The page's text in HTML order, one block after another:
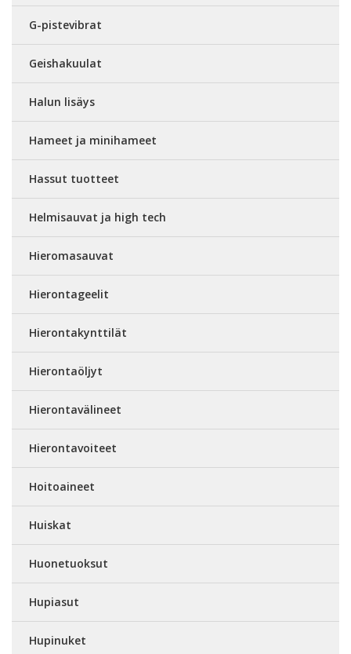
G-pistevibrat
Geishakuulat
Halun lisäys
Hameet ja minihameet
Hassut tuotteet
Helmisauvat ja high tech
Hieromasauvat
Hierontageelit
Hierontakynttilät
Hierontaöljyt
Hierontavälineet
Hierontavoiteet
Hoitoaineet
Huiskat
Huonetuoksut
Hupiasut
Hupinuket